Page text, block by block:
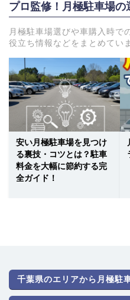
プロ監修！月極駐車場
月極駐車場選びや車購入時で
役立ち情報などをまとめてい
安い月極駐車場を見つけ
る裏技・コツとは？駐車
料金を大幅に節約する完
全ガイド！
千葉県のエリアから月極駐